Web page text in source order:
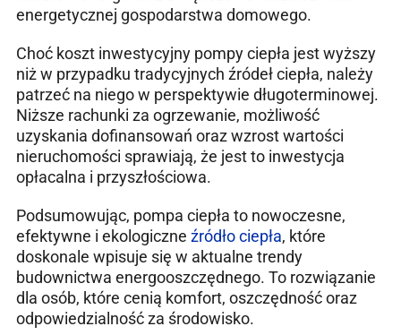
energetycznej gospodarstwa domowego.
Choć koszt inwestycyjny pompy ciepła jest wyższy
niż w przypadku tradycyjnych źródeł ciepła, należy
patrzeć na niego w perspektywie długoterminowej.
Niższe rachunki za ogrzewanie, możliwość
uzyskania dofinansowań oraz wzrost wartości
nieruchomości sprawiają, że jest to inwestycja
opłacalna i przyszłościowa.
Podsumowując, pompa ciepła to nowoczesne,
efektywne i ekologiczne źródło ciepła, które
doskonale wpisuje się w aktualne trendy
budownictwa energooszczędnego. To rozwiązanie
dla osób, które cenią komfort, oszczędność oraz
odpowiedzialność za środowisko.